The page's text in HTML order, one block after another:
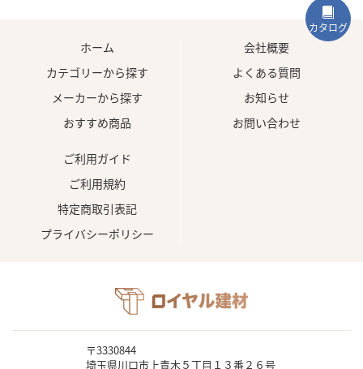
ホーム
カテゴリーから探す
メーカーから探す
おすすめ商品
会社概要
よくある質問
お知らせ
お問い合わせ
ご利用ガイド
ご利用規約
特定商取引表記
プライバシーポリシー
〒3330844
埼玉県川口市上青木５丁目１３番２６号
カタログ